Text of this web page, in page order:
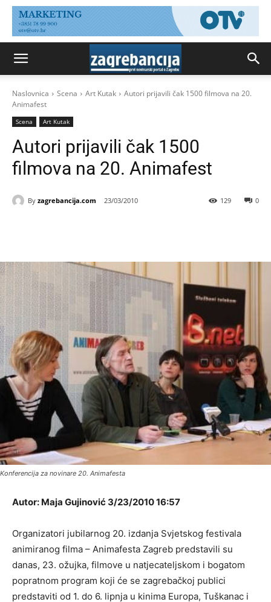
Naslovnica Scena Art Kutak
Autori prijavili čak 1500 filmova na 20.
Animafest
Scena Art Kutak
Autori prijavili čak 1500
filmova na 20. Animafest
By zagrebancija.com 23/03/2010 0
129
Konferencija za novinare 20. Animafesta
Autor: Maja Gujinović 3/23/2010 16:57
Organizatori jubilarnog 20. izdanja Svjetskog festivala
animiranog filma – Animafesta Zagreb predstavili su
danas, 23. ožujka, filmove u natjecateljskom i bogatom
popratnom program koji će se zagrebačkoj publici
predstaviti od 1. do 6. lipnja u kinima Europa, Tuškanac i